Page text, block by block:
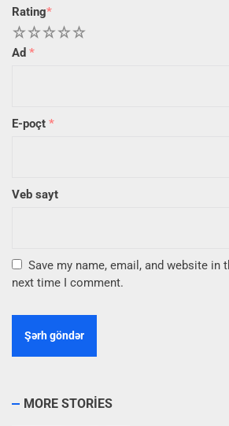
Rating*
5
4
3
2
Ad *
E-poçt *
Veb sayt
Save my name, email, and website in
next time I comment.
MORE STORIES